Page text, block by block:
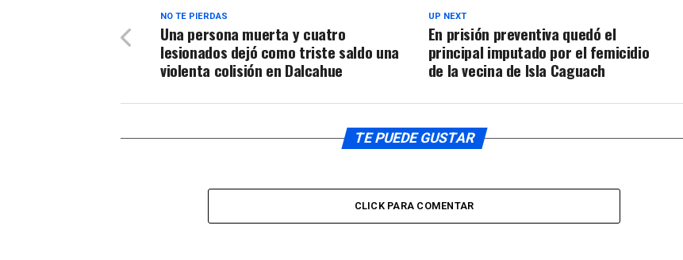
UP NEXT
En prisión preventiva quedó el
principal imputado por el femicidio
de la vecina de Isla Caguach
NO TE PIERDAS
Una persona muerta y cuatro
lesionados dejó como triste saldo una
violenta colisión en Dalcahue
TE PUEDE GUSTAR
CLICK PARA COMENTAR